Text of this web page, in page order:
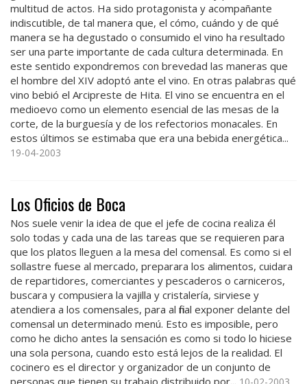
multitud de actos. Ha sido protagonista y acompañante
indiscutible, de tal manera que, el cómo, cuándo y de qué
manera se ha degustado o consumido el vino ha resultado
ser una parte importante de cada cultura determinada. En
este sentido expondremos con brevedad las maneras que
el hombre del XIV adoptó ante el vino. En otras palabras qué
vino bebió el Arcipreste de Hita. El vino se encuentra en el
medioevo como un elemento esencial de las mesas de la
corte, de la burguesía y de los refectorios monacales. En
estos últimos se estimaba que era una bebida energética...
19-04-2003
Los Oficios de Boca
Nos suele venir la idea de que el jefe de cocina realiza él
solo todas y cada una de las tareas que se requieren para
que los platos lleguen a la mesa del comensal. Es como si el
sollastre fuese al mercado, preparara los alimentos, cuidara
de repartidores, comerciantes y pescaderos o carniceros,
buscara y compusiera la vajilla y cristalería, sirviese y
atendiera a los comensales, para al final exponer delante del
comensal un determinado menú. Esto es imposible, pero
como he dicho antes la sensación es como si todo lo hiciese
una sola persona, cuando esto está lejos de la realidad. El
cocinero es el director y organizador de un conjunto de